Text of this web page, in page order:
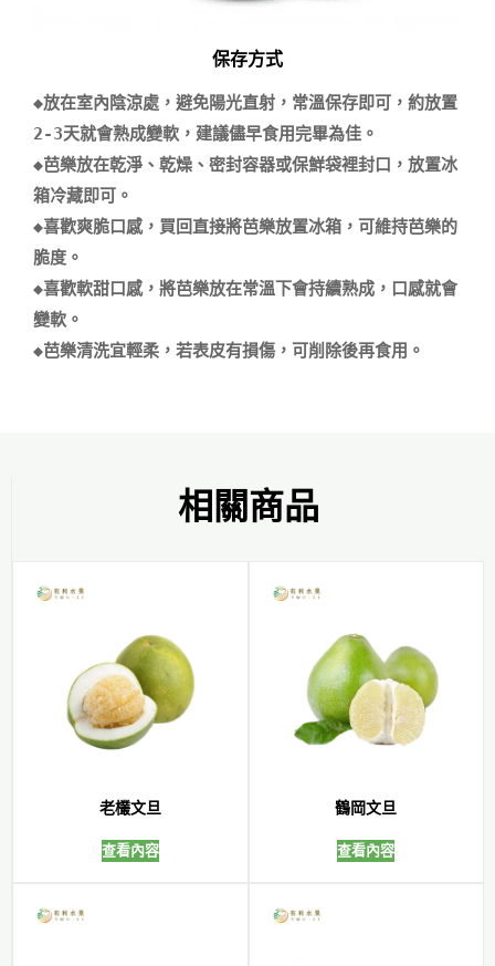
保存方式
◆放在室內陰涼處，避免陽光直射，常溫保存即可，約放置
2-3天就會熟成變軟，建議儘早食用完畢為佳。
◆芭樂放在乾淨、乾燥、密封容器或保鮮袋裡封口，放置冰
箱冷藏即可。
◆喜歡爽脆口感，買回直接將芭樂放置冰箱，可維持芭樂的
脆度。
◆喜歡軟甜口感，將芭樂放在常溫下會持續熟成，口感就會
變軟。
相關商品
老欉文旦
查看內容
鶴岡文旦
查看內容